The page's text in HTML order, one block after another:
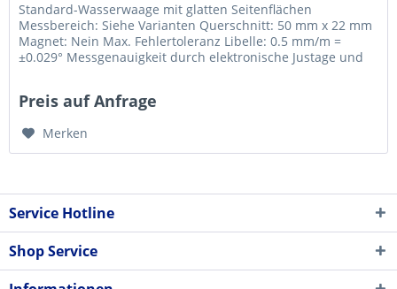
Standard-Wasserwaage mit glatten Seitenflächen
Messbereich: Siehe Varianten Querschnitt: 50 mm x 22 mm
Magnet: Nein Max. Fehlertoleranz Libelle: 0.5 mm/m =
±0.029° Messgenauigkeit durch elektronische Justage und
Preis auf Anfrage
Merken
Service Hotline
Shop Service